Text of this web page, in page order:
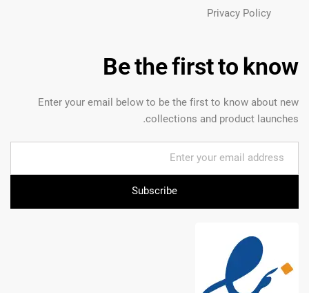
Privacy Policy
Be the first to know
Enter your email below to be the first to know about new
collections and product launches.
Subscribe